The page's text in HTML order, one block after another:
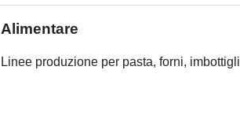
Alimentare
Linee produzione per pasta, forni,